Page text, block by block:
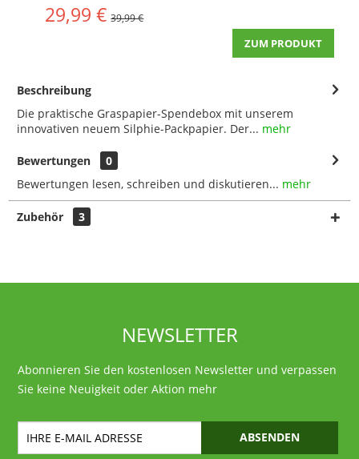
29,99 € 39,99 €
ZUM PRODUKT
Beschreibung
Die praktische Graspapier-Spendebox mit unserem
innovativen neuem Silphie-Packpapier. Der... mehr
Bewertungen
0
Bewertungen lesen, schreiben und diskutieren... mehr
Zubehör 3
NEWSLETTER
Abonnieren Sie den kostenlosen Newsletter und verpassen
Sie keine Neuigkeit oder Aktion mehr
ABSENDEN